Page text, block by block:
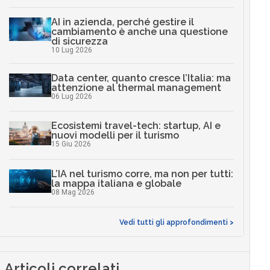
AI in azienda, perché gestire il
cambiamento è anche una questione
di sicurezza
10 Lug 2026
Data center, quanto cresce l’Italia: ma
attenzione al thermal management
06 Lug 2026
Ecosistemi travel-tech: startup, AI e
nuovi modelli per il turismo
15 Giu 2026
L’IA nel turismo corre, ma non per tutti:
la mappa italiana e globale
08 Mag 2026
Vedi tutti gli approfondimenti >